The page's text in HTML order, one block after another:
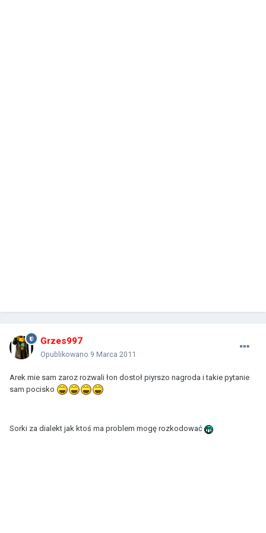
Grzes997
Opublikowano 9 Marca 2011
Arek mie sam zaroz rozwali łon dostoł piyrszo nagroda i takie pytanie
sam pocisko
Sorki za dialekt jak ktoś ma problem mogę rozkodować